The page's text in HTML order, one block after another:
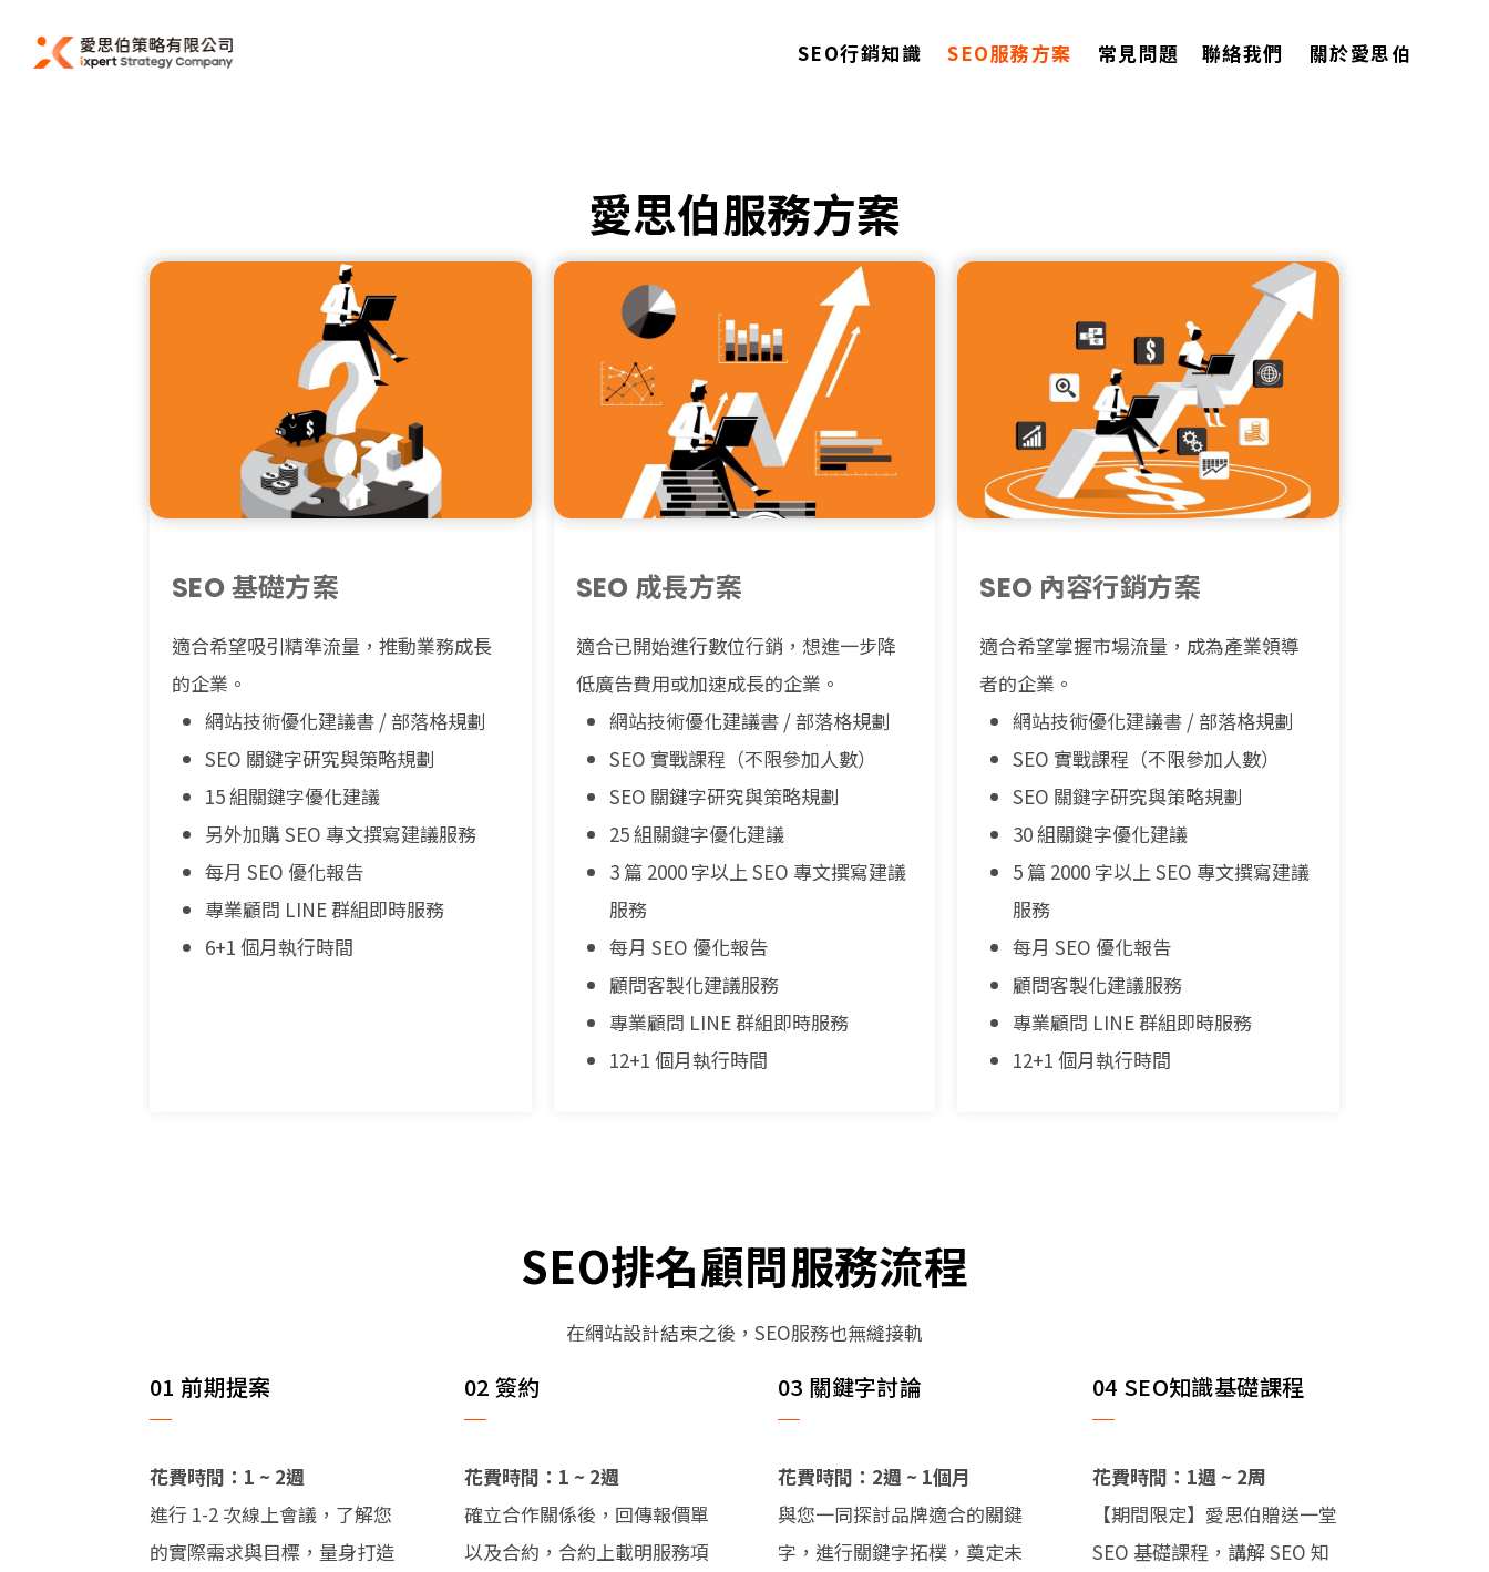
SEO行銷知識 SEO服務方案 常見問題 聯絡我們 關於愛思伯
愛思伯服務方案
SEO 基礎方案
適合希望吸引精準流量，推動業務成長
的企業。
網站技術優化建議書 / 部落格規劃
SEO 關鍵字研究與策略規劃
15 組關鍵字優化建議
另外加購 SEO 專文撰寫建議服務
每月 SEO 優化報告
專業顧問 LINE 群組即時服務
6+1 個月執行時間
SEO 成長方案
適合已開始進行數位行銷，想進一步降
低廣告費用或加速成長的企業。
網站技術優化建議書 / 部落格規劃
SEO 實戰課程（不限參加人數）
SEO 關鍵字研究與策略規劃
25 組關鍵字優化建議
3 篇 2000 字以上 SEO 專文撰寫建議
服務
每月 SEO 優化報告
顧問客製化建議服務
專業顧問 LINE 群組即時服務
12+1 個月執行時間
SEO 內容行銷方案
適合希望掌握市場流量，成為產業領導
者的企業。
網站技術優化建議書 / 部落格規劃
SEO 實戰課程（不限參加人數）
SEO 關鍵字研究與策略規劃
30 組關鍵字優化建議
5 篇 2000 字以上 SEO 專文撰寫建議
服務
每月 SEO 優化報告
顧問客製化建議服務
專業顧問 LINE 群組即時服務
12+1 個月執行時間
SEO排名顧問服務流程
在網站設計結束之後，SEO服務也無縫接軌
01 前期提案
花費時間：1 ~ 2週
進行 1-2 次線上會議，了解您
的實際需求與目標，量身打造
02 簽約
花費時間：1 ~ 2週
確立合作關係後，回傳報價單
以及合約，合約上載明服務項
03 關鍵字討論
花費時間：2週 ~ 1個月
與您一同探討品牌適合的關鍵
字，進行關鍵字拓樸，奠定未
04 SEO知識基礎課程
花費時間：1週 ~ 2周
【期間限定】愛思伯贈送一堂
SEO 基礎課程，講解 SEO 知
SEO服務方案
聯絡我們
關於愛思伯